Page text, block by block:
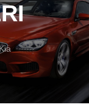
Kia